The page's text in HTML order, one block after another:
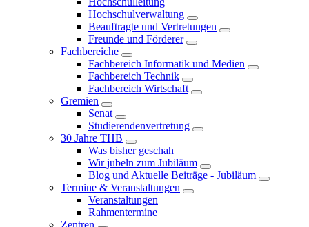
Hochschulverwaltung
Beauftragte und Vertretungen
Freunde und Förderer
Fachbereiche
Fachbereich Informatik und Medien
Fachbereich Technik
Fachbereich Wirtschaft
Gremien
Senat
Studierendenvertretung
30 Jahre THB
Was bisher geschah
Wir jubeln zum Jubiläum
Blog und Aktuelle Beiträge - Jubiläum
Termine & Veranstaltungen
Veranstaltungen
Rahmentermine
Zentren